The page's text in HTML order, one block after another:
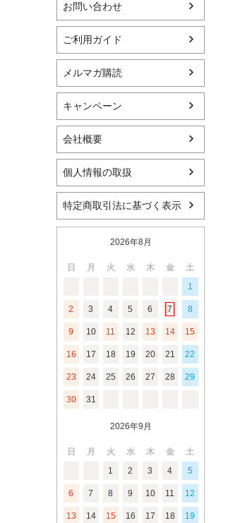
お問い合わせ
ご利用ガイド
メルマガ購読
キャンペーン
会社概要
個人情報の取扱
特定商取引法に基づく表示
2026年8月
日 月 火 水 木 金
土
1
2 3 4 5 6 7 8
9 10 11 12 13 14 15
16 17 18 19 20 21 22
23 24 25 26 27 28 29
30 31
2026年9月
日 月 火 水 木 金
土
1
2 3 4 5
6 7 8 9 10 11 12
13 14 15 16 17 18 19